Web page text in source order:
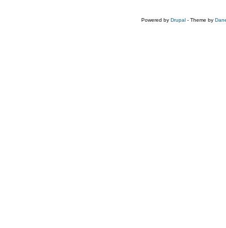
Powered byDrupal - Theme by